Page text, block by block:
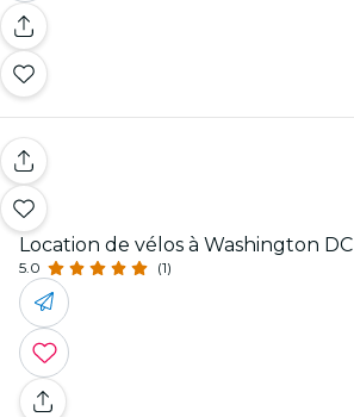
Location de vélos à Washington DC
5.0 (1)